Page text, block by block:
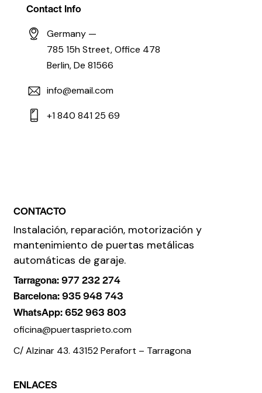
Contact Info
Germany —
785 15h Street, Office 478
Berlin, De 81566
info@email.com
+1 840 841 25 69
CONTACTO
Instalación, reparación, motorización y
mantenimiento de puertas metálicas
automáticas de garaje.
Tarragona: 977 232 274
Barcelona: 935 948 743
WhatsApp: 652 963 803
oficina@puertasprieto.com
C/ Alzinar 43. 43152 Perafort – Tarragona
ENLACES